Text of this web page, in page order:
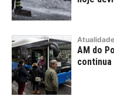
Atualidade
AM do
continua